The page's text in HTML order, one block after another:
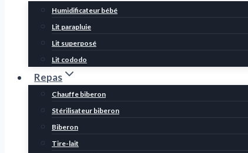
Humidificateur bébé
Lit parapluie
Lit superposé
Lit cododo
Repas
Chauffe biberon
Stérilisateur biberon
Biberon
Tire-lait